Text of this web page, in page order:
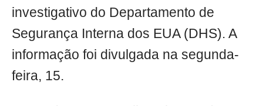
investigativo do Departamento de
Segurança Interna dos EUA (DHS). A
informação foi divulgada na segunda-
feira, 15.